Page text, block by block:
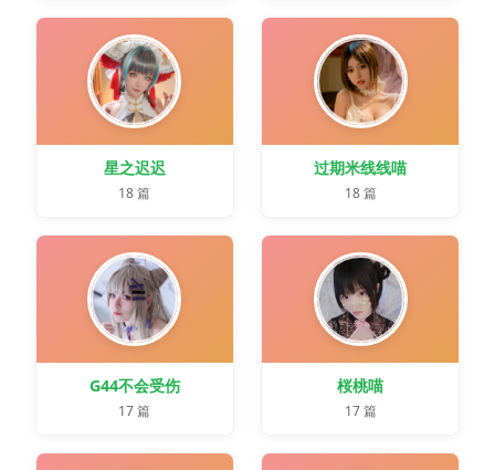
星之迟迟
18 篇
过期米线线喵
18 篇
G44不会受伤
17 篇
桜桃喵
17 篇